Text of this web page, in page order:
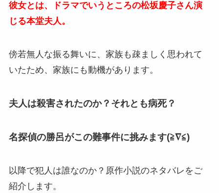
彼女とは、ドラマでいうところの松坂慶子さん演
じる本堂夫人。
傍若無人な振る舞いに、家族も疎ましく思われて
いたため、家族にも動機があります。
夫人は殺害されたのか？それとも病死？
名探偵の勝呂がこの難事件に挑みます(≧∇≦)
以降で犯人は誰なのか？原作小説のネタバレをご
紹介します。